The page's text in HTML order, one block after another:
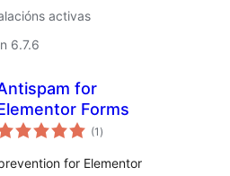
activas
6.7.6
for
Forms
(1 valoracións
totais
)
for Elementor